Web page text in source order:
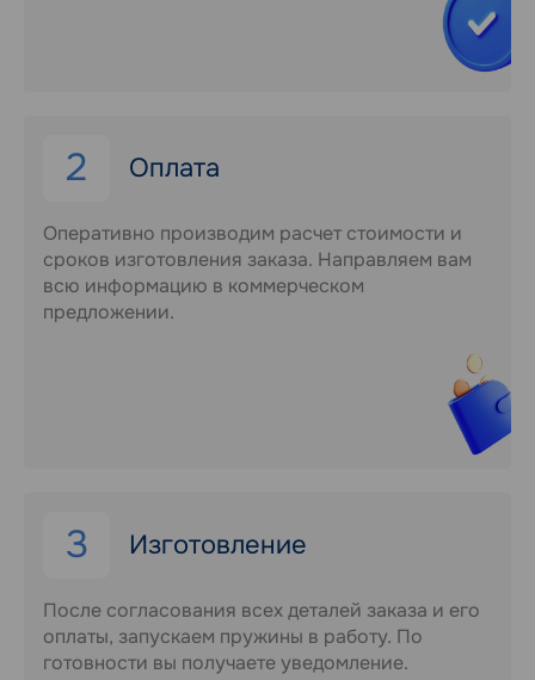
2 Оплата
Оперативно производим расчет стоимости и
сроков изготовления заказа. Направляем вам
всю информацию в коммерческом
предложении.
3 Изготовление
После согласования всех деталей заказа и его
оплаты, запускаем пружины в работу. По
готовности вы получаете уведомление.